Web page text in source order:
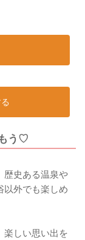
う♡
歴史ある温泉や
以外でも楽しめ
楽しい思い出を